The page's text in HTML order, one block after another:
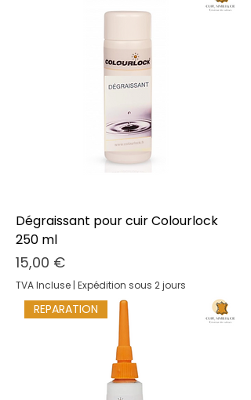
Dégraissant pour cuir Colourlock
250 ml
Prix
15,00 €
TVA Incluse | Expédition sous 2 jours
REPARATION